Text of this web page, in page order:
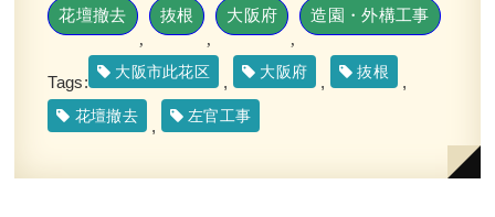
花壇撤去
,
抜根
,
大阪府
,
造園・外構工事
Tags:
大阪市此花区
,
大阪府
,
抜根
,
花壇撤去
,
左官工事